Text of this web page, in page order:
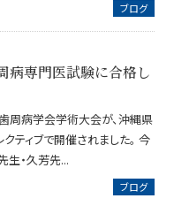
ブログ
病専門医試験に合格し
周病学会学術大会が、沖縄県
ティブで開催されました。 今
生・久芳先...
ブログ